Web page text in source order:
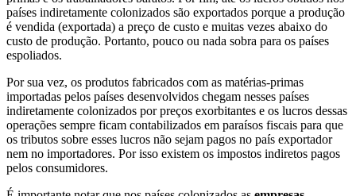
países indiretamente colonizados são exportados porque a produção
é vendida (exportada) a preço de custo e muitas vezes abaixo do
custo de produção. Portanto, pouco ou nada sobra para os países
espoliados.
Por sua vez, os produtos fabricados com as matérias-primas
importadas pelos países desenvolvidos chegam nesses países
indiretamente colonizados por preços exorbitantes e os lucros dessas
operações sempre ficam contabilizados em paraísos fiscais para que
os tributos sobre esses lucros não sejam pagos no país exportador
nem no importadores. Por isso existem os impostos indiretos pagos
pelos consumidores.